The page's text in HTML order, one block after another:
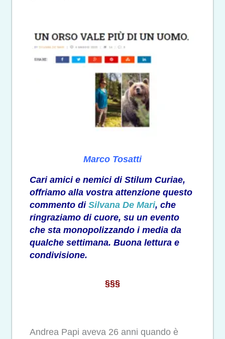
Marco Tosatti
Cari amici e nemici di Stilum Curiae,
offriamo alla vostra attenzione questo
commento di Silvana De Mari, che
ringraziamo di cuore, su un evento
che sta monopolizzando i media da
qualche settimana. Buona lettura e
condivisione.
§§§
Andrea Papi aveva 26 anni quando è